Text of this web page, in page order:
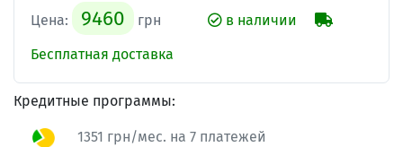
Цена: 9460 грн
в наличии
Бесплатная доставка
Кредитные программы:
1351 грн/мес. на 7 платежей